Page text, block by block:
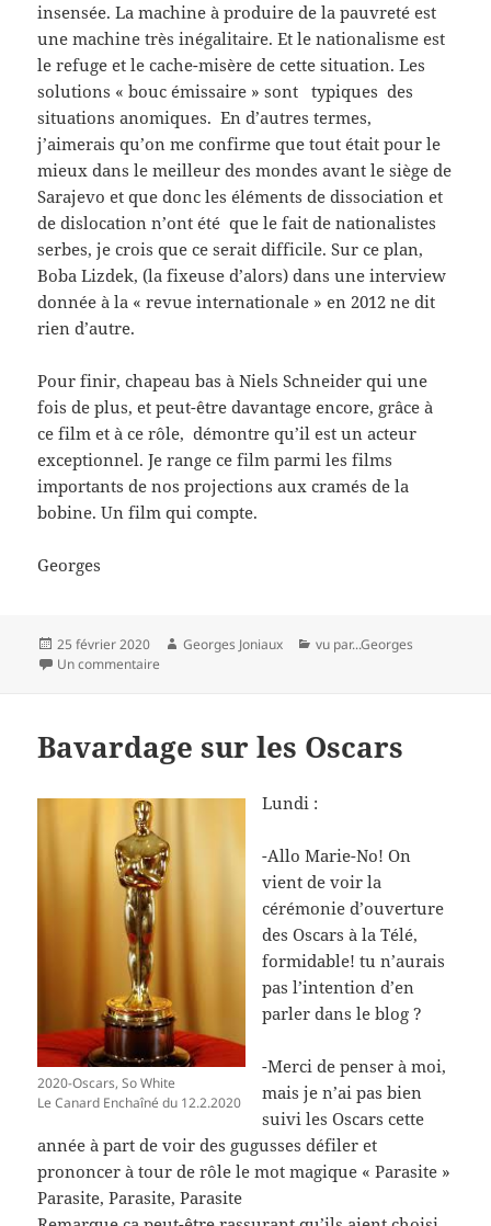
insensée. La machine à produire de la pauvreté est
une machine très inégalitaire. Et le nationalisme est
le refuge et le cache-misère de cette situation. Les
solutions « bouc émissaire » sont typiques des
situations anomiques. En d’autres termes,
j’aimerais qu’on me confirme que tout était pour le
mieux dans le meilleur des mondes avant le siège de
Sarajevo et que donc les éléments de dissociation et
de dislocation n’ont été que le fait de nationalistes
serbes, je crois que ce serait difficile. Sur ce plan,
Boba Lizdek, (la fixeuse d’alors) dans une interview
donnée à la « revue internationale » en 2012 ne dit
rien d’autre.
Pour finir, chapeau bas à Niels Schneider qui une
fois de plus, et peut-être davantage encore, grâce à
ce film et à ce rôle, démontre qu’il est un acteur
exceptionnel. Je range ce film parmi les films
importants de nos projections aux cramés de la
bobine. Un film qui compte.
Georges
Publié
le
25 février 2020 Auteur
Georges Joniaux Catégories
vu par...Georges
Un commentaire
Bavardage sur les Oscars
2020-Oscars, So White
Le Canard Enchaîné du 12.2.2020
Lundi :
-Allo Marie-No! On
vient de voir la
cérémonie d’ouverture
des Oscars à la Télé,
formidable! tu n’aurais
pas l’intention d’en
parler dans le blog ?
-Merci de penser à moi,
mais je n’ai pas bien
suivi les Oscars cette
année à part de voir des gugusses défiler et
prononcer à tour de rôle le mot magique « Parasite »
Parasite, Parasite, Parasite